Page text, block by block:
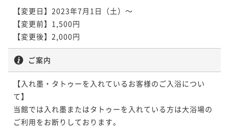
【変更日】2023年7月1日（土）～
【変更前】1,500円
【変更後】2,000円
ご案内
【入れ墨・タトゥーを入れているお客様のご入浴につい
て】
当館では入れ墨またはタトゥーを入れている方は大浴場の
ご利用をお断りしております。